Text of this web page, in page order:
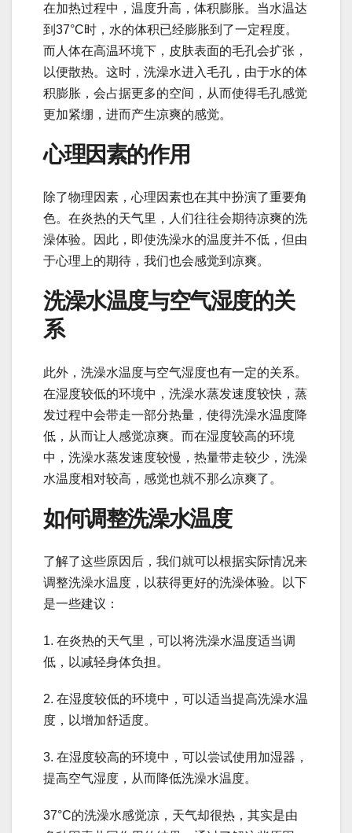
在加热过程中，温度升高，体积膨胀。当水温达
到37°C时，水的体积已经膨胀到了一定程度。
而人体在高温环境下，皮肤表面的毛孔会扩张，
以便散热。这时，洗澡水进入毛孔，由于水的体
积膨胀，会占据更多的空间，从而使得毛孔感觉
更加紧绷，进而产生凉爽的感觉。
心理因素的作用
除了物理因素，心理因素也在其中扮演了重要角
色。在炎热的天气里，人们往往会期待凉爽的洗
澡体验。因此，即使洗澡水的温度并不低，但由
于心理上的期待，我们也会感觉到凉爽。
洗澡水温度与空气湿度的关
系
此外，洗澡水温度与空气湿度也有一定的关系。
在湿度较低的环境中，洗澡水蒸发速度较快，蒸
发过程中会带走一部分热量，使得洗澡水温度降
低，从而让人感觉凉爽。而在湿度较高的环境
中，洗澡水蒸发速度较慢，热量带走较少，洗澡
水温度相对较高，感觉也就不那么凉爽了。
如何调整洗澡水温度
了解了这些原因后，我们就可以根据实际情况来
调整洗澡水温度，以获得更好的洗澡体验。以下
是一些建议：
1. 在炎热的天气里，可以将洗澡水温度适当调
低，以减轻身体负担。
2. 在湿度较低的环境中，可以适当提高洗澡水温
度，以增加舒适度。
3. 在湿度较高的环境中，可以尝试使用加湿器，
提高空气湿度，从而降低洗澡水温度。
37°C的洗澡水感觉凉，天气却很热，其实是由